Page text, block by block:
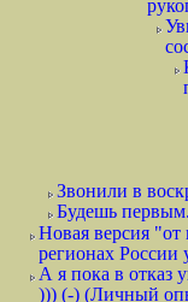
Звонили в
Будешь
Новая версия
регионах России
А я пока в отказ
))) (-) (Личный